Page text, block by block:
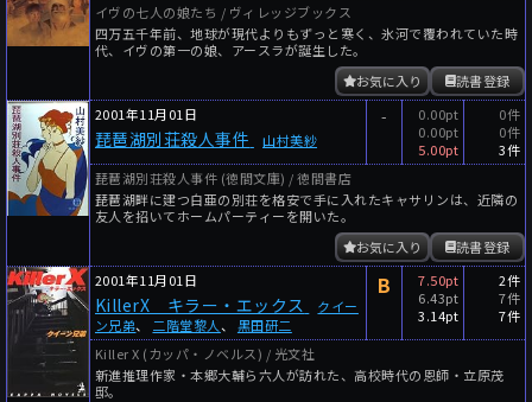
イヴの七人の娘たち / ヴィレッジブックス
四万五千年前、地球が現代よりもずっと寒く、氷河で覆われていた時
代、イヴの第一の娘、アースラが誕生した。
読書登録
お気に入り
2001年11月01日
琵琶湖別荘殺人事件 山村美紗
-
0.00pt
0.00pt
5.00pt
0件
0件
3件
琵琶湖別荘殺人事件 (徳間文庫) / 徳間書店
琵琶湖畔に建つ白亜の別荘を格安で手に入れたキャサリンは、近隣の
友人を招いてホームパーティーを開いた。
読書登録
お気に入り
2001年11月01日
KillerX キラー・エックス
クイー
ン兄弟、 二階堂黎人、 黒田研二
B
7.50pt
6.43pt
3.14pt
2件
7件
7件
Killer X (カッパ・ノベルス) / 光文社
新進推理作家・本郷大輔ら六人が訪れた、高校時代の恩師・立原茂
邸。